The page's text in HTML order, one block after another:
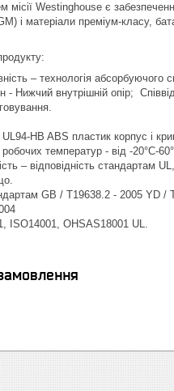
Westinghouse є забезпечення
і матеріали преміум-класу,
– технологія абсорбуючого
- Нижчий внутрішній опір;
UL94-HB ABS пластик корпус і
температур - від -20°C-
– відповідність
GB / T19638.2 - 2005 YD
ISO14001, OHSAS18001 UL.